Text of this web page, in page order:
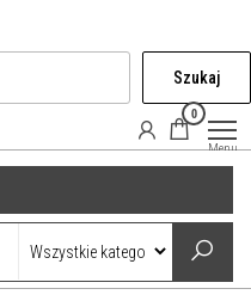
Szukaj
0
Menu